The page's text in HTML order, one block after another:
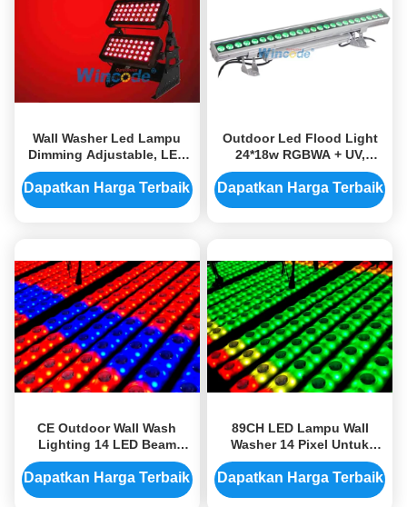
Wall Washer Led Lampu
Dimming Adjustable, LED
Outdoor Lampu Dinding
Untuk Jalan
Dapatkan Harga Terbaik
Outdoor Led Flood Light
24*18w RGBWA + UV,
Warna Berubah Lampu Led
Waterproof
Dapatkan Harga Terbaik
CE Outdoor Wall Wash
Lighting 14 LED Beam
Effect Up Lamp Untuk Klub
Malam
Dapatkan Harga Terbaik
89CH LED Lampu Wall
Washer 14 Pixel Untuk
Bangunan Luar Strobe 1-
20 Kali / Detik
Dapatkan Harga Terbaik